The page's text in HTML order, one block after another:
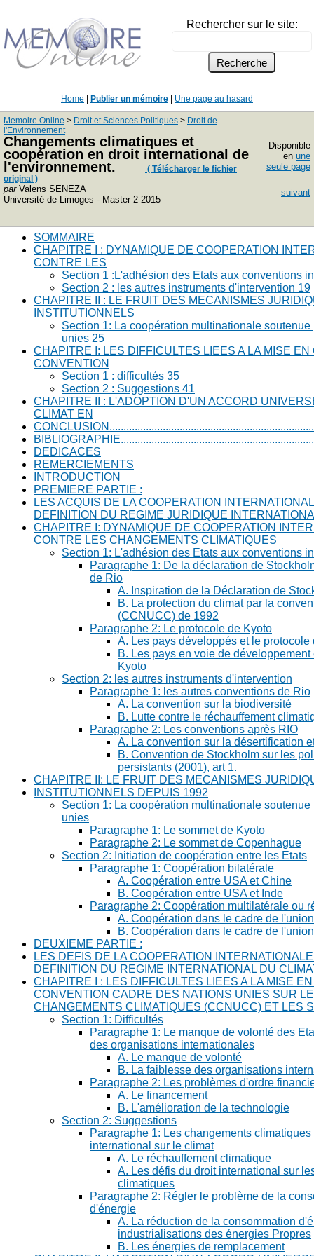
Rechercher sur le site:
Home Publier un mémoire Une page au hasard
Memoire Online > Droit et Sciences Politiques > Droit de
l'Environnement
Changements climatiques et
coopération en droit international de
l'environnement.
( Télécharger le fichier
original )
parValens SENEZA
Université de Limoges - Master 2 2015
Disponible
en une
seule page
suivant
SOMMAIRE
CHAPITRE I : DYNAMIQUE DE COOPERATION
CONTRE LES
Section 1 :L'adhésion des Etats aux conventions
Section 2 : les autres instruments d'intervention 19
CHAPITRE II : LE FRUIT DES MECANISMES
INSTITUTIONNELS
Section 1: La coopération multinationale soutenue
unies 25
CHAPITRE I: LES DIFFICULTES LIEES A LA MISE
CONVENTION
Section 1 : difficultés 35
Section 2 : Suggestions 41
CHAPITRE II : L'ADOPTION D'UN ACCORD
CLIMAT EN
DEDICACES
REMERCIEMENTS
INTRODUCTION
PREMIERE PARTIE :
LES ACQUIS DE LA COOPERATION
DEFINITION DU REGIME JURIDIQUE
CHAPITRE I: DYNAMIQUE DE COOPERATION
CONTRE LES CHANGEMENTS CLIMATIQUES
Section 1: L'adhésion des Etats aux conventions
Paragraphe 1: De la déclaration de
de Rio
A. Inspiration de la Déclaration de
B. La protection du climat par la
(CCNUCC) de 1992
Paragraphe 2: Le protocole de Kyoto
A. Les pays développés et le protocole
B. Les pays en voie de
Kyoto
Section 2: les autres instruments d'intervention
Paragraphe 1: les autres conventions de Rio
A. La convention sur la biodiversité
B. Lutte contre le réchauffement
Paragraphe 2: Les conventions après RIO
A. La convention sur la désertification
B. Convention de Stockholm sur les
persistants (2001), art 1.
CHAPITRE II: LE FRUIT DES MECANISMES
INSTITUTIONNELS DEPUIS 1992
Section 1: La coopération multinationale soutenue
unies
Paragraphe 1: Le sommet de Kyoto
Paragraphe 2: Le sommet de Copenhague
Section 2: Initiation de coopération entre les Etats
Paragraphe 1: Coopération bilatérale
A. Coopération entre USA et Chine
B. Coopération entre USA et Inde
Paragraphe 2: Coopération multilatérale ou
A. Coopération dans le cadre de
B. Coopération dans le cadre de
DEUXIEME PARTIE :
LES DEFIS DE LA COOPERATION
DEFINITION DU REGIME INTERNATIONAL DU
CHAPITRE I : LES DIFFICULTES LIEES A LA MISE
CONVENTION CADRE DES NATIONS UNIES SUR
CHANGEMENTS CLIMATIQUES (CCNUCC) ET LES
Section 1: Difficultés
Paragraphe 1: Le manque de volonté des
des organisations internationales
A. Le manque de volonté
B. La faiblesse des organisations
Paragraphe 2: Les problèmes d'ordre
A. Le financement
B. L'amélioration de la technologie
Section 2: Suggestions
Paragraphe 1: Les changements
international sur le climat
A. Le réchauffement climatique
A. Les défis du droit international sur
climatiques
Paragraphe 2: Régler le problème de la
d'énergie
A. La réduction de la consommation
industrialisations des énergies Propres
B. Les énergies de remplacement